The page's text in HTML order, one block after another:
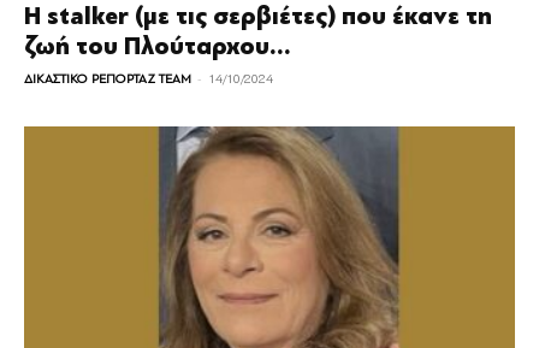
Η stalker (με τις σερβιέτες) που έκανε τη
ζωή του Πλούταρχου...
ΔΙΚΑΣΤΙΚΟ ΡΕΠΟΡΤΑΖ TEAM - 14/10/2024